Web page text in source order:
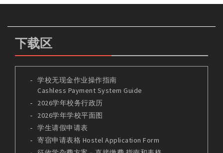
下载区
学校无现金作业操作指南
Cashless Payment System Guide
2026学年校务行政历
2026学年学校平面图
学生请假申请表
寄宿申请表格 Hostel Application Form